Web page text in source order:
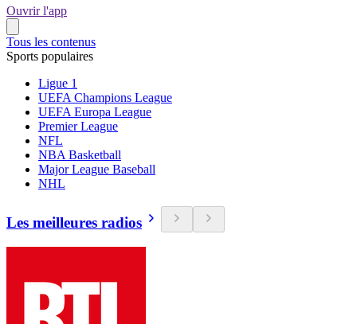
Ouvrir l'app
Tous les contenus
Sports populaires
Ligue 1
UEFA Champions League
UEFA Europa League
Premier League
NFL
NBA Basketball
Major League Baseball
NHL
Les meilleures radios